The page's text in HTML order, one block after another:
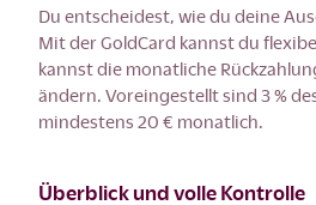
Du entscheidest, wie du deine
Mit der GoldCard kannst du
kannst die monatliche
ändern. Voreingestellt sind 3 %
mindestens 20 € monatlich.
Überblick und volle Kontrolle